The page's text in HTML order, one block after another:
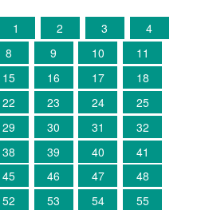
1 2 3
4
8 9 10
11
15 16 17
18
22 23 24
25
29 30 31
32
38 39 40
41
45 46 47
48
52 53 54
55